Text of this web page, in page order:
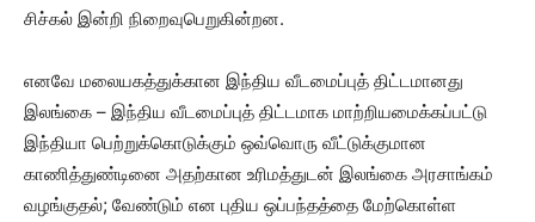
சிச்கல் இன்றி நிறைவுபெறுகின்றன.
எனவே மலையகத்துக்கான இந்திய வீடமைப்புத் திட்டமானது
இலங்கை – இந்திய வீடமைப்புத் திட்டமாக மாற்றியமைக்கப்பட்டு
இந்தியா பெற்றுக்கொடுக்கும் ஒவ்வொரு வீட்டுக்குமான
காணித்துண்டினை அதற்கான உரிமத்துடன் இலங்கை அரசாங்கம்
வழங்குதல்; வேண்டும் என புதிய ஒப்பந்தத்தை மேற்கொள்ள